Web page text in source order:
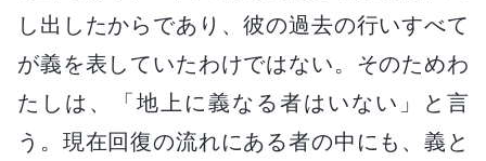
し出したからであり、彼の過去の行いすべて
が義を表していたわけではない。そのためわ
たしは、「地上に義なる者はいない」と言
う。現在回復の流れにある者の中にも、義と